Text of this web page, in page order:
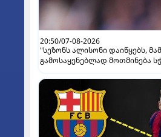
20:50/07-08-2026
"სეზონს ალისონი დაიწყებს,
გამოსაყენებლად მოთმინება
მეკარემ